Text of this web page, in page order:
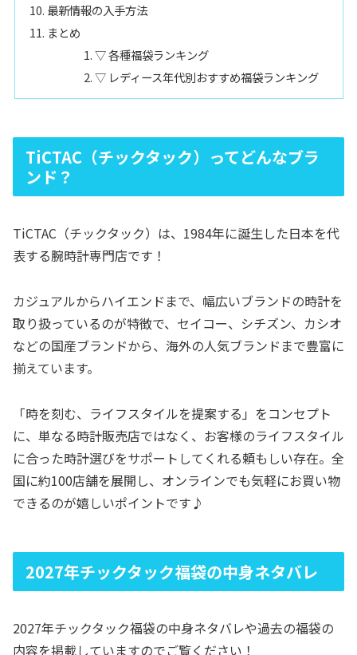
最新情報の入手方法
まとめ
▽ 各種福袋ランキング
▽ レディース年代別おすすめ福袋ランキング
TiCTAC（チックタック）ってどんなブラ
ンド？
TiCTAC（チックタック）は、1984年に誕生した日本を代
表する腕時計専門店です！
カジュアルからハイエンドまで、幅広いブランドの時計を
取り扱っているのが特徴で、セイコー、シチズン、カシオ
などの国産ブランドから、海外の人気ブランドまで豊富に
揃えています。
「時を刻む、ライフスタイルを提案する」をコンセプト
に、単なる時計販売店ではなく、お客様のライフスタイル
に合った時計選びをサポートしてくれる頼もしい存在。全
国に約100店舗を展開し、オンラインでも気軽にお買い物
できるのが嬉しいポイントです♪
2027年チックタック福袋の中身ネタバレ
2027年チックタック福袋の中身ネタバレや過去の福袋の
内容を掲載していますのでご覧ください！